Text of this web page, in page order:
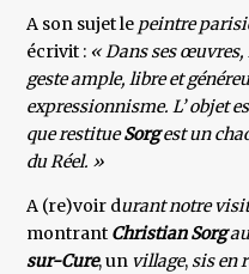
A son sujet le peintre
écrivit : « Dans ses
geste ample, libre et
expressionnisme. L’ objet
que restitueSorgest un
du Réel. »
A (re)voir durant notre
montrant Christian Sorg
sur-Cure, un village,sis en